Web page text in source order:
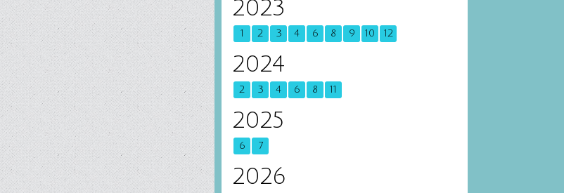
2023
1 2 3 4 6 8 9 10 12
2024
2 3 4 6 8 11
2025
6 7
2026